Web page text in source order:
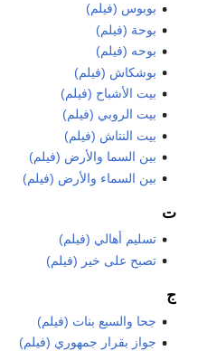
بوبوس (فيلم)
بوحة (فيلم)
بوحه (فيلم)
بوشكاش (فيلم)
بيت الأشباح (فيلم)
بيت الروبي (فيلم)
بيت النتاش (فيلم)
بين السما والأرض (فيلم)
بين السماء والأرض (فيلم)
ت
تسليم أهالي (فيلم)
تصبح على خير (فيلم)
ج
جحا والسبع بنات (فيلم)
جواز بقرار جمهوري (فيلم)